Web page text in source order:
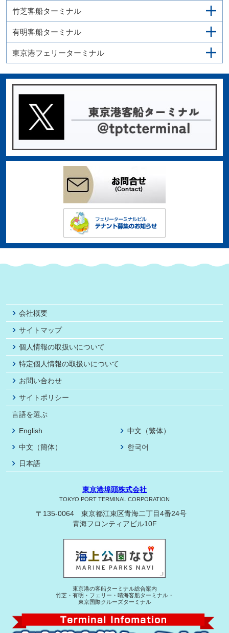
竹芝客船ターミナル
有明客船ターミナル
東京港フェリーターミナル
会社概要
サイトマップ
個人情報の取扱いについて
特定個人情報の取扱いについて
お問い合わせ
サイトポリシー
言語を選ぶ
English
中文（繁体）
中文（簡体）
한국어
日本語
東京港埠頭株式会社
TOKYO PORT TERMINAL CORPORATION
〒135-0064 東京都江東区青海二丁目4番24号
青海フロンティアビル10F
東京港の客船ターミナル総合案内
竹芝・有明・フェリー・晴海客船ターミナル・
東京国際クルーズターミナル